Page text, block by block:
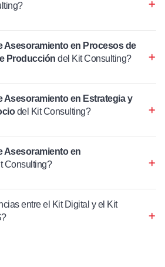
Asesoramiento en Procesos de
Producción del Kit Consulting?
Asesoramiento en Estrategia y
del Kit Consulting?
Asesoramiento en
Consulting?
entre el Kit Digital y el Kit